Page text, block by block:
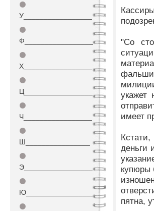
⚫
У_________________
⚫
Ф_________________
⚫
Х_________________
⚫
Ц_________________
⚫
Ч_________________
⚫
Ш________________
⚫
Э_________________
⚫
Ю_________________
⚫
"Со
укажет
имеет
деньги
купюры
пятна,